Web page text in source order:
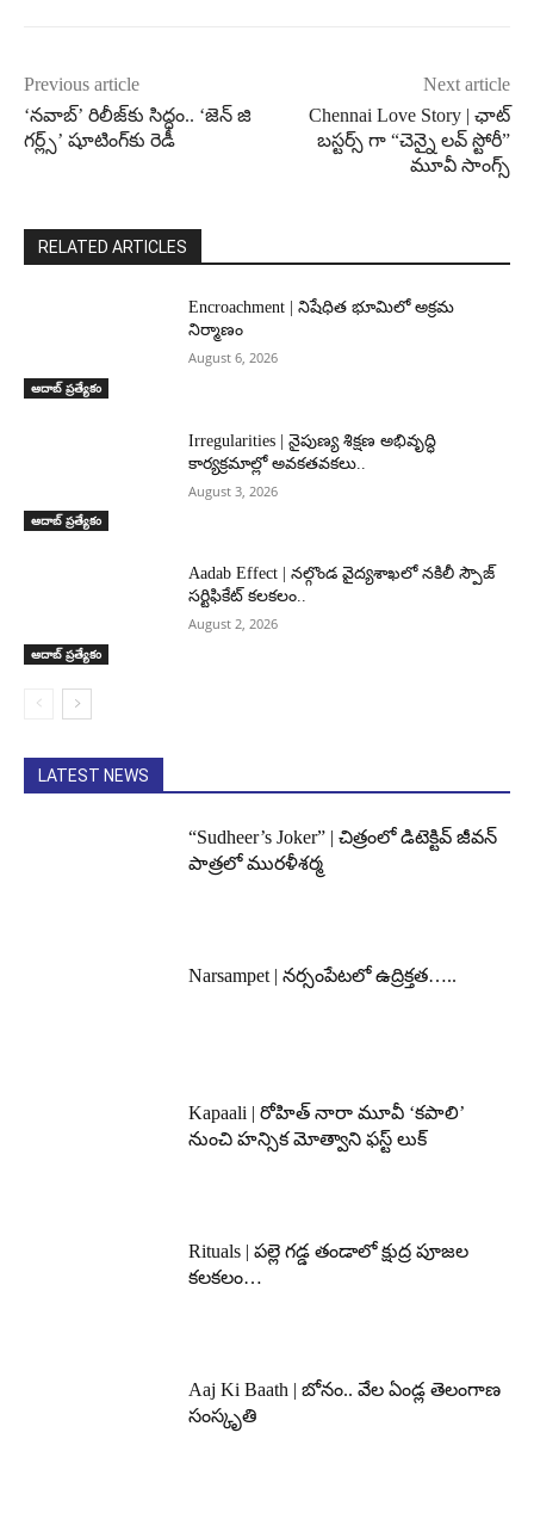
Previous article
‘నవాబ్’ రిలీజ్‌కు సిద్ధం.. ‘జెన్ జి
గర్ల్స్’ షూటింగ్‌కు రెడీ
Next article
Chennai Love Story | ఛాట్
బస్టర్స్ గా “చెన్నై లవ్ స్టోరీ”
మూవీ సాంగ్స్
RELATED ARTICLES
ఆదాబ్ ప్రత్యేకం
Encroachment | నిషేధిత భూమిలో అక్రమ
నిర్మాణం
August 6, 2026
ఆదాబ్ ప్రత్యేకం
Irregularities | నైపుణ్య శిక్షణ అభివృద్ధి
కార్యక్రమాల్లో అవకతవకలు..
August 3, 2026
ఆదాబ్ ప్రత్యేకం
Aadab Effect | నల్గొండ వైద్యశాఖలో నకిలీ స్పౌజ్
సర్టిఫికేట్ కలకలం..
August 2, 2026
LATEST NEWS
“Sudheer’s Joker” | చిత్రంలో డిటెక్టివ్ జీవన్
పాత్రలో మురళీశర్మ
Narsampet | నర్సంపేటలో ఉద్రిక్తత…..
Kapaali | రోహిత్ నారా మూవీ ‘కపాలి’
నుంచి హన్సిక మోత్వాని ఫస్ట్ లుక్
Rituals | పల్లె గడ్డ తండాలో క్షుద్ర పూజల
కలకలం…
Aaj Ki Baath | బోనం.. వేల ఏండ్ల తెలంగాణ
సంస్కృతి